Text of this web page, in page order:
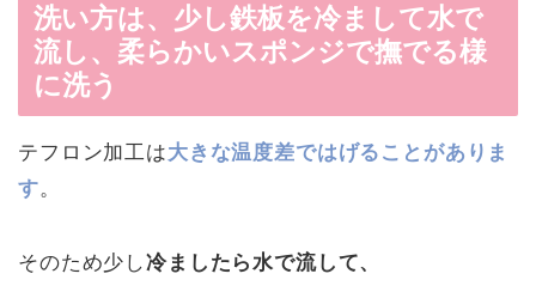
洗い方は、少し鉄板を冷まして水で
流し、柔らかいスポンジで撫でる様
に洗う
テフロン加工は大きな温度差ではげることがありま
す。
そのため少し冷ましたら水で流して、